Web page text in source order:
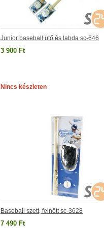
Junior baseball ütő és labda sc-646
3 900 Ft
Nincs készleten
Baseball szett, felnőtt sc-3628
7 490 Ft